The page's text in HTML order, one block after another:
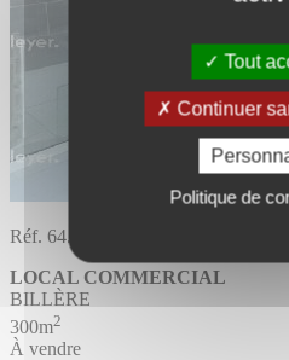
Tout
Continuer
Politique de
Réf. 64.1517
LOCAL COMMERCIAL
BILLÈRE
300m2
À vendre